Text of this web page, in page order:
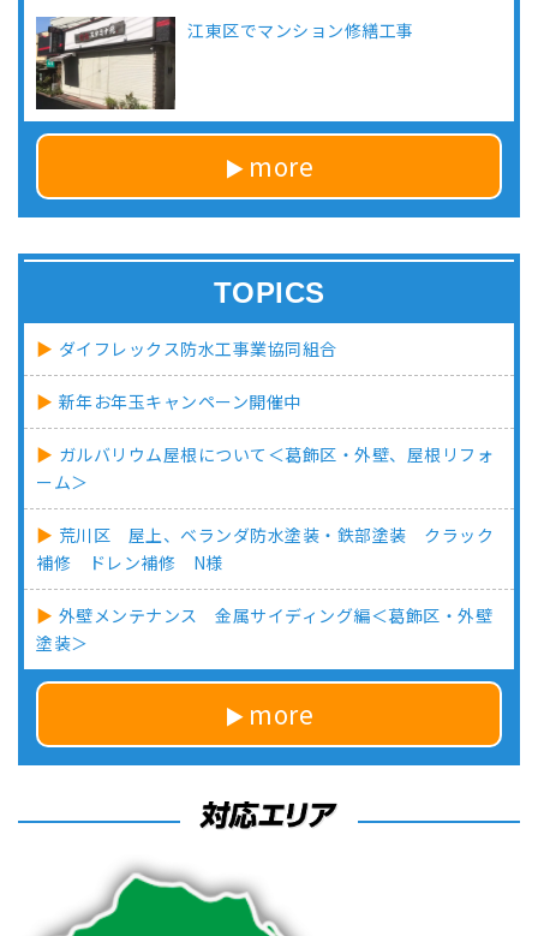
江東区でマンション修繕工事
more
TOPICS
ダイフレックス防水工事業協同組合
新年お年玉キャンペーン開催中
ガルバリウム屋根について＜葛飾区・外壁、屋根リフォ
ーム＞
荒川区 屋上、ベランダ防水塗装・鉄部塗装 クラック
補修 ドレン補修 N様
外壁メンテナンス 金属サイディング編＜葛飾区・外壁
塗装＞
more